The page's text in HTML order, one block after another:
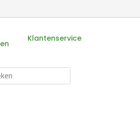
Klantenservice